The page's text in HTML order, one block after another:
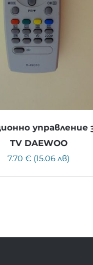
управление
TV DAEWOO
7.70 € (15.06 лв)